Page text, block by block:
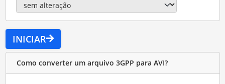
INICIAR
Como converter um arquivo 3GPP para AVI?